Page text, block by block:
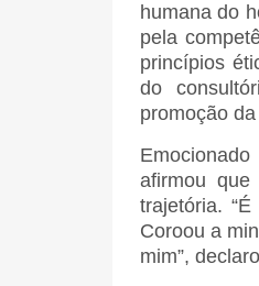
humana do
pela
princípios
do
promoção
afirmou que
trajetória.
Coroou a
mim”,